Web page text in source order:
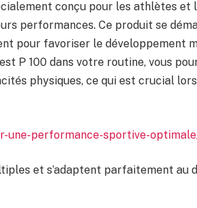
conçu pour les athlètes et
performances. Ce produit se
pour favoriser le développement
P 100 dans votre routine, vous
physiques, ce qui est crucial
une-performance-sportive-
et s’adaptent parfaitement au